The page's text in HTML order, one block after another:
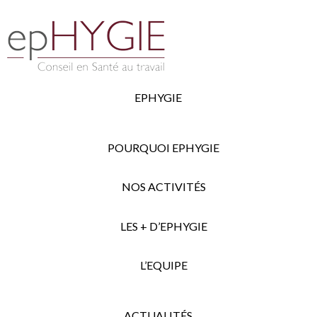
EPHYGIE
POURQUOI EPHYGIE
NOS ACTIVITÉS
LES + D’EPHYGIE
L’EQUIPE